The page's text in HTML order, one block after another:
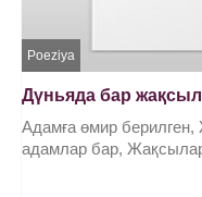
Poeziya
Дүньяда бар
Адамға өмир
адамлар бар,